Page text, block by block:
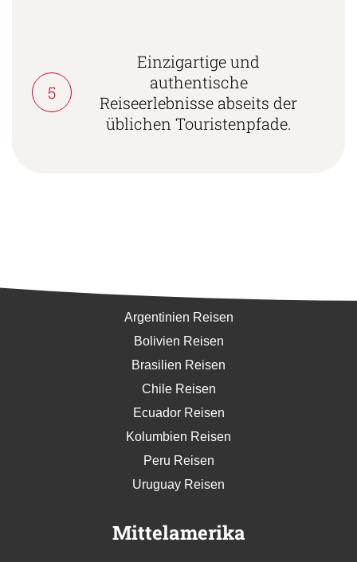
5
Einzigartige und
authentische
Reiseerlebnisse abseits der
üblichen Touristenpfade.
Argentinien Reisen
Bolivien Reisen
Brasilien Reisen
Chile Reisen
Ecuador Reisen
Kolumbien Reisen
Peru Reisen
Uruguay Reisen
Mittelamerika